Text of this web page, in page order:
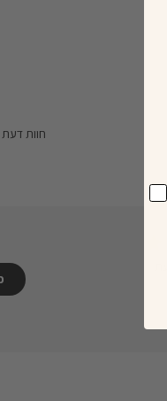
חוות